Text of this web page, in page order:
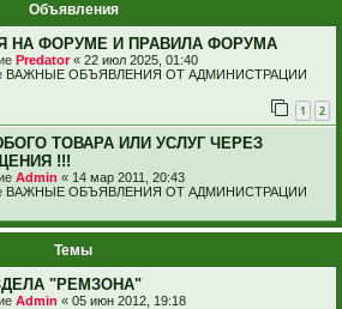
Объявления
НА ФОРУМЕ И ПРАВИЛА ФОРУМА
Predator« 22 июл 2025, 01:40
ВАЖНЫЕ ОБЪЯВЛЕНИЯ ОТ АДМИНИСТРАЦИИ
1 2
ТОВАРА ИЛИ УСЛУГ ЧЕРЕЗ
!!!
Admin « 14 мар 2011, 20:43
ВАЖНЫЕ ОБЪЯВЛЕНИЯ ОТ АДМИНИСТРАЦИИ
Темы
"РЕМЗОНА"
Admin « 05 июн 2012, 19:18